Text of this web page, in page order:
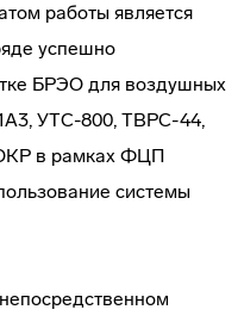
работы является
успешно
БРЭО для воздушных
УТС-800, ТВРС-44,
в рамках ФЦП
системы